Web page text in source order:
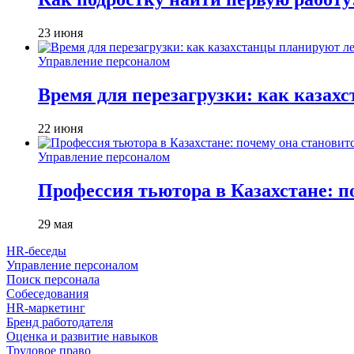
23 июня
Управление персоналом
Время для перезагрузки: как
22 июня
Управление персоналом
Профессия тьютора в Казахстане:
29 мая
HR-беседы
Управление персоналом
Поиск персонала
Собеседования
HR-маркетинг
Бренд работодателя
Оценка и развитие навыков
Трудовое право